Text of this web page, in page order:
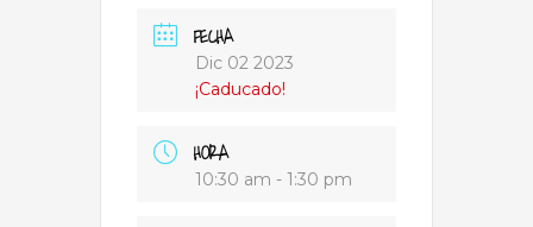
FECHA
Dic 02 2023
¡Caducado!
HORA
10:30 am - 1:30 pm